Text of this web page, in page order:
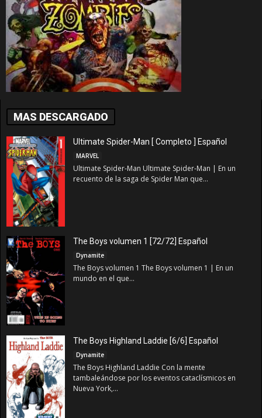
MAS DESCARGADO
Ultimate Spider-Man [ Completo ] Español
MARVEL
Ultimate Spider-Man Ultimate Spider-Man | En un
recuento de la saga de Spider Man que...
The Boys volumen 1 [72/72] Español
Dynamite
The Boys volumen 1 The Boys volumen 1 | En un
mundo en el que...
The Boys Highland Laddie [6/6] Español
Dynamite
The Boys Highland Laddie Con la mente
tambaleándose por los eventos cataclísmicos en
Nueva York,...